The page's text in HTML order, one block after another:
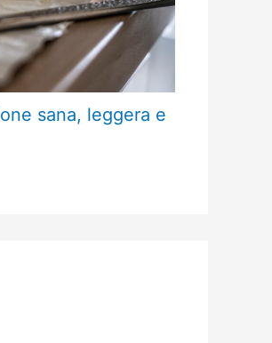
sana, leggera e